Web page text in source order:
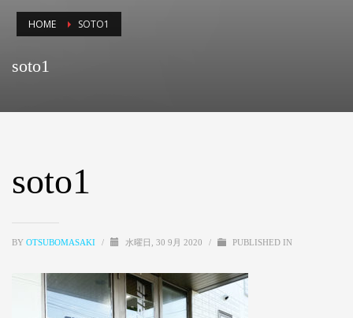
HOME SOTO1
soto1
soto1
BY OTSUBOMASAKI / 水曜日, 30 9月 2020 / PUBLISHED IN